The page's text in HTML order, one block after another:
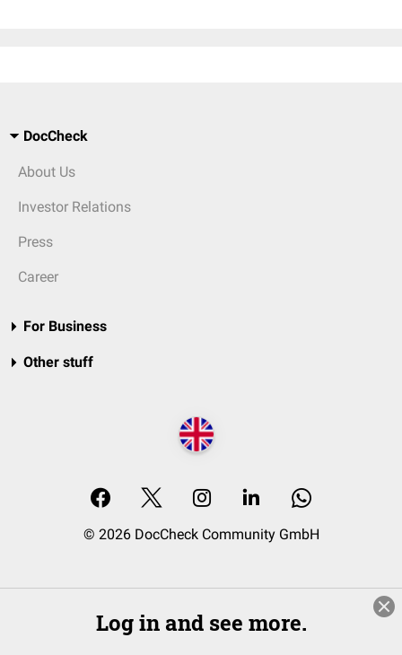
DocCheck
About Us
Investor Relations
Press
Career
For Business
Other stuff
© 2026 DocCheck Community GmbH
Log in and see more.